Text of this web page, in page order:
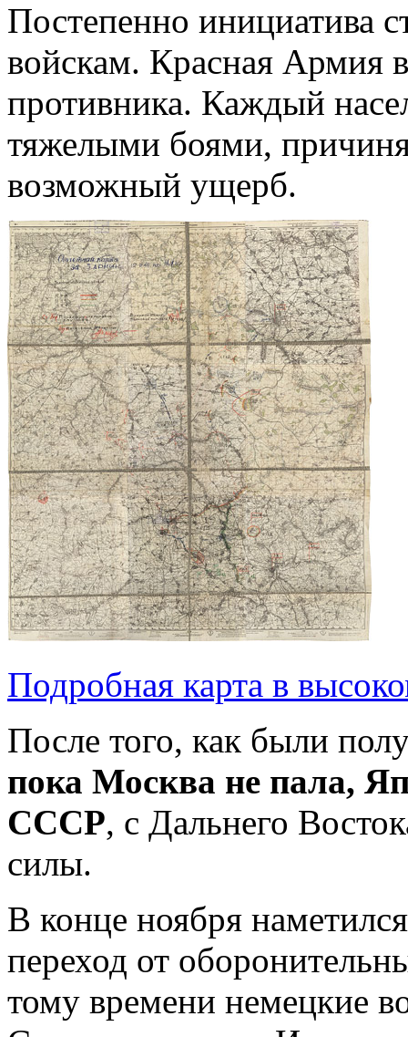
Постепенно инициатива
войскам. Красная Армия
противника. Каждый
тяжелыми боями,
возможный ущерб.
Подробная карта в
После того, как были
пока Москва не пала,
СССР, с Дальнего
силы.
В конце ноября
переход от
тому времени немецкие